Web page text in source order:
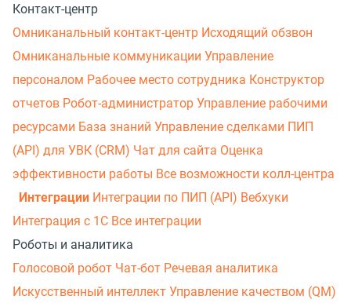
Контакт-центр
Омниканальный контакт-центр Исходящий обзвон
Омниканальные коммуникации Управление
персоналом Рабочее место сотрудника Конструктор
отчетов Робот-администратор Управление рабочими
ресурсами База знаний Управление сделками ПИП
(API) для УВК (CRM) Чат для сайта Оценка
эффективности работы Все возможности колл-центра
Интеграции Интеграции по ПИП (API) Вебхуки
Интеграция с 1С Все интеграции
Роботы и аналитика
Голосовой робот Чат-бот Речевая аналитика
Искусственный интеллект Управление качеством (QM)